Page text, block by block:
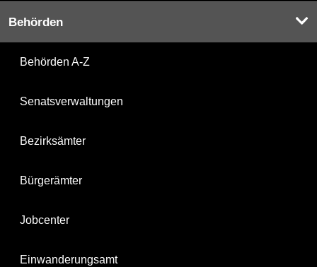
Behörden
Behörden A-Z
Senatsverwaltungen
Bezirksämter
Bürgerämter
Jobcenter
Einwanderungsamt